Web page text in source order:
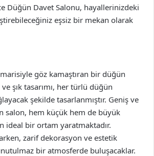
Düğün Davet Salonu, hayallerinizdeki
eşsiz bir mekan olarak
göz kamaştıran bir düğün
şık tasarımı, her türlü düğün
şekilde tasarlanmıştır. Geniş ve
salon, hem küçük hem de büyük
ideal bir ortam yaratmaktadır.
zarif dekorasyon ve estetik
bir atmosferde buluşacaklar.